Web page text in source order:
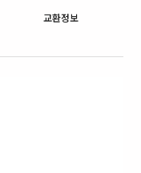
교환정보